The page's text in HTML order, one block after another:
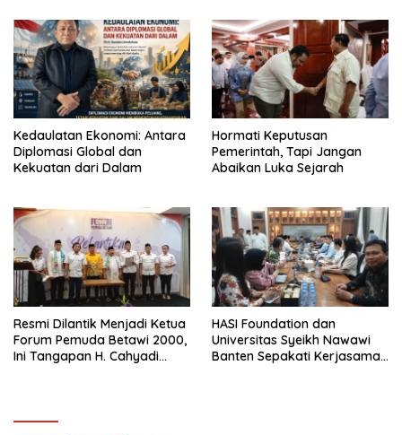
Kedaulatan Ekonomi: Antara
Diplomasi Global dan
Kekuatan dari Dalam
Hormati Keputusan
Pemerintah, Tapi Jangan
Abaikan Luka Sejarah
Resmi Dilantik Menjadi Ketua
Forum Pemuda Betawi 2000,
Ini Tangapan H. Cahyadi
HASI Foundation dan
Universitas Syeikh Nawawi
Banten Sepakati Kerjasama